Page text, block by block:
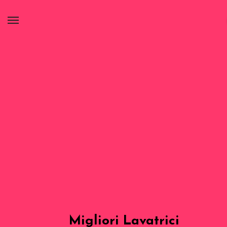
Migliori Lavatrici